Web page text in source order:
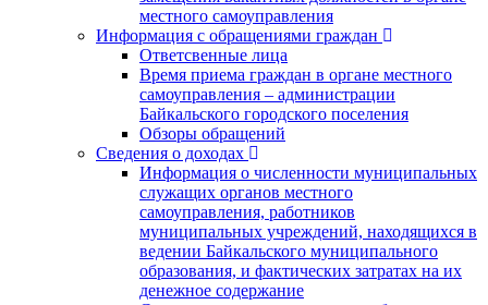
местного самоуправления
Информация с обращениями граждан
Ответсвенные лица
Время приема граждан в органе местного
самоуправления – администрации
Байкальского городского поселения
Обзоры обращений
Сведения о доходах
Информация о численности муниципальных
служащих органов местного
самоуправления, работников
муниципальных учреждений, находящихся в
ведении Байкальского муниципального
образования, и фактических затратах на их
денежное содержание